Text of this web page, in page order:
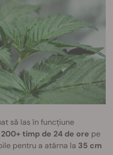
să las în funcțiune
200+ timp de 24 de ore pe
pentru a atârna la 35 cm